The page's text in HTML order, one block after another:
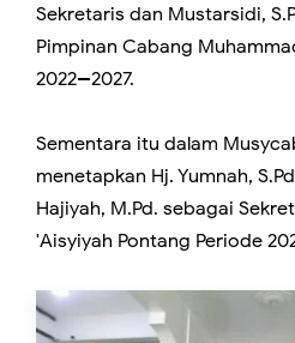
Sekretaris dan Mustarsidi,
Pimpinan Cabang
2022--2027.
Sementara itu dalam
menetapkan Hj. Yumnah,
Hajiyah, M.Pd. sebagai
'Aisyiyah Pontang Periode